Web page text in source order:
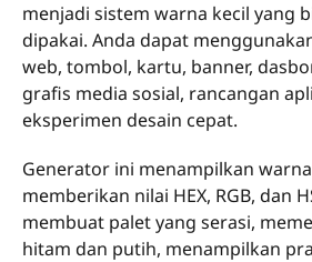
menjadi sistem warna kecil yang
dipakai. Anda dapat
web, tombol, kartu, banner,
grafis media sosial, rancangan
eksperimen desain cepat.
Generator ini menampilkan
memberikan nilai HEX, RGB, dan
membuat palet yang serasi,
hitam dan putih, menampilkan